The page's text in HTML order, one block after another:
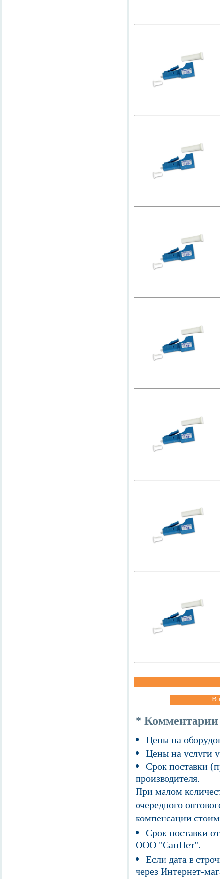
В
* Комментарии
Цены на
Цены на услуги
Срок поставки
производителя.
При малом
очередного
компенсации
Срок поставки
ООО "СанНет".
Если дата в
через Интернет-